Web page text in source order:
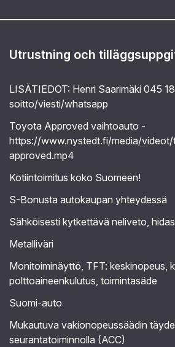
Utrustning och
LISÄTIEDOT: Henri Saarimäki 045
soitto/viesti/whatsapp
Toyota Approved vaihtoauto -
https://www.nystedt.fi/media/
approved.mp4
Kotiintoimitus koko Suomeen!
S-Bonusta autokaupan yhteydessä
Sähköisesti kytkettävä neliveto,
Metalliväri
Monitoiminäyttö, TFT: keskinopeus,
polttoaineenkulutus, toimintasäde
Suomi-auto
Mukautuva vakionopeussäädin
seurantatoiminnolla (ACC)